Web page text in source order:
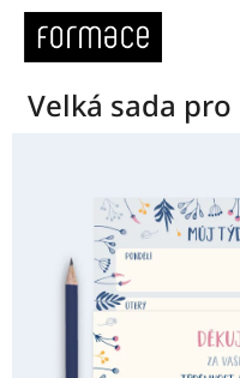
Přejít
obsah
Velká sada